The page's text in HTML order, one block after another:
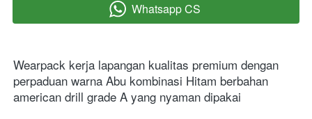
` Whatsapp CS
Wearpack kerja lapangan kualitas premium dengan
perpaduan warna Abu kombinasi Hitam berbahan
american drill grade A yang nyaman dipakai